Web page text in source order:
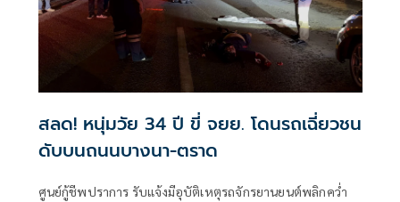
สลด! หนุ่มวัย 34 ปี ขี่ จยย. โดนรถเฉี่ยวชน
ดับบนถนนบางนา-ตราด
ศูนย์กู้ชีพปราการ รับแจ้งมีอุบัติเหตุรถจักรยานยนต์พลิกคว่ำ